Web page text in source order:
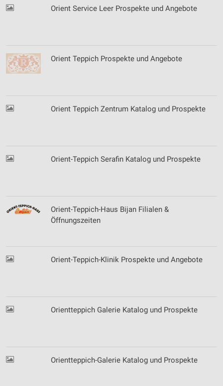
Orient Service Leer Prospekte und Angebote
Orient Teppich Prospekte und Angebote
Orient Teppich Zentrum Katalog und Prospekte
Orient-Teppich Serafin Katalog und Prospekte
Orient-Teppich-Haus Bijan Filialen &
Öffnungszeiten
Orient-Teppich-Klinik Prospekte und Angebote
Orientteppich Galerie Katalog und Prospekte
Orientteppich-Galerie Katalog und Prospekte